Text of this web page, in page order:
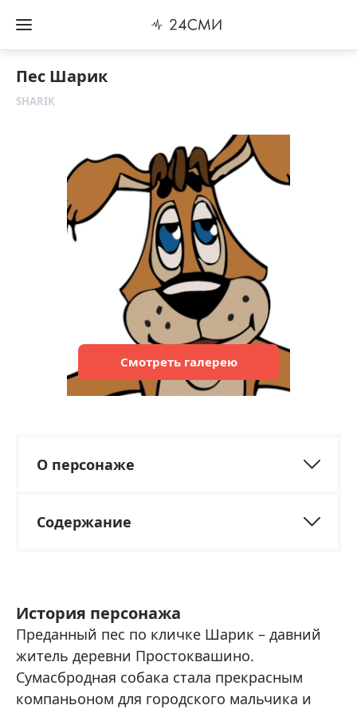
Пес Шарик
SHARIK
Смотреть галерею
О персонаже
Содержание
История персонажа
Преданный пес по кличке Шарик – давний
житель деревни Простоквашино.
Сумасбродная собака стала прекрасным
компаньоном для городского мальчика и